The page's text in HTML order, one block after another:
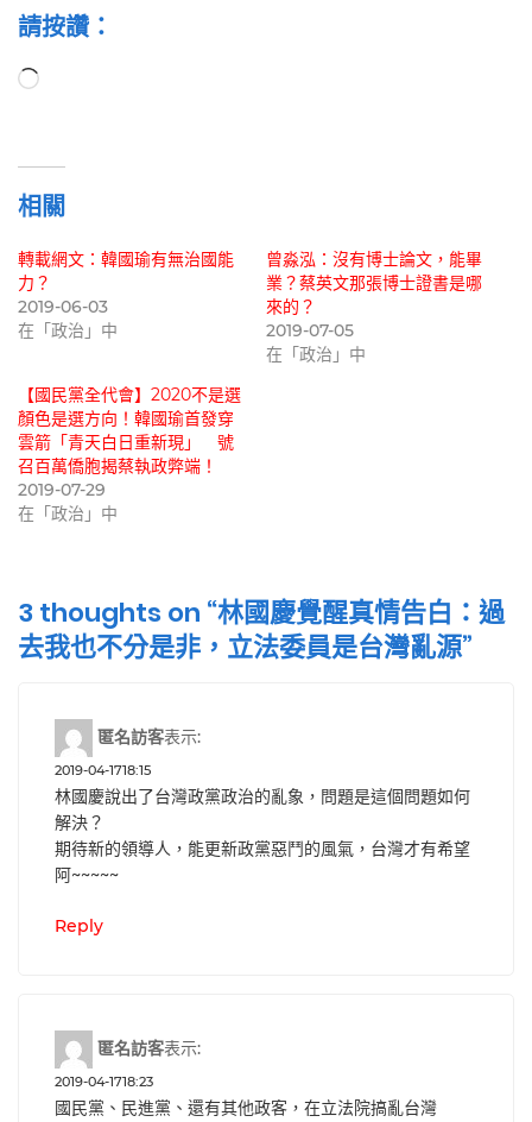
請按讚：
正
相關
轉載網文：韓國瑜有無治國能
力？
2019-06-03
在「政治」中
曾淼泓：沒有博士論文，能畢
業？蔡英文那張博士證書是哪
來的？
2019-07-05
在「政治」中
【國民黨全代會】2020不是選
顏色是選方向！韓國瑜首發穿
雲箭「青天白日重新現」 號
召百萬僑胞揭蔡執政弊端！
2019-07-29
在「政治」中
3 thoughts on “林國慶覺醒真情告白：過
去我也不分是非，立法委員是台灣亂源”
匿名訪客表示:
2019-04-1718:15
林國慶說出了台灣政黨政治的亂象，問題是這個問題如何
解決？
期待新的領導人，能更新政黨惡鬥的風氣，台灣才有希望
阿~~~~~
Reply
匿名訪客表示:
2019-04-1718:23
國民黨、民進黨、還有其他政客，在立法院搞亂台灣